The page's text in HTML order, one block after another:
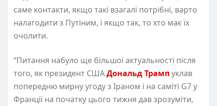
саме контакти, якщо такі взагалі потрібні, варто
налагодити з Путіним, і якщо так, то хто має їх
очолити.
“Питання набуло ще більшої актуальності після
того, як президент СШАДональд Трампуклав
попередню мирну угоду з Іраном і на саміті G7 у
Франції на початку цього тижня дав зрозуміти,